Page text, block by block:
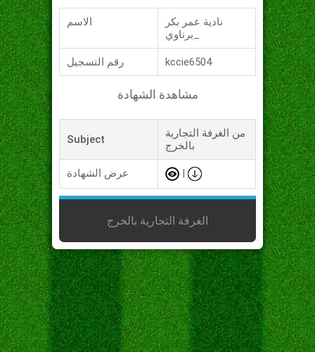
الاسم
نادية عمر بكر
رقم التسجيل kccie6504
مشاهدة الشهادة
Subject
من الغرفة التجارية
بالخرج
عرض الشهادة
الغرفة التجارية بالخرج